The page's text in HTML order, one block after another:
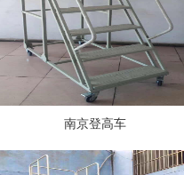
南京登高车